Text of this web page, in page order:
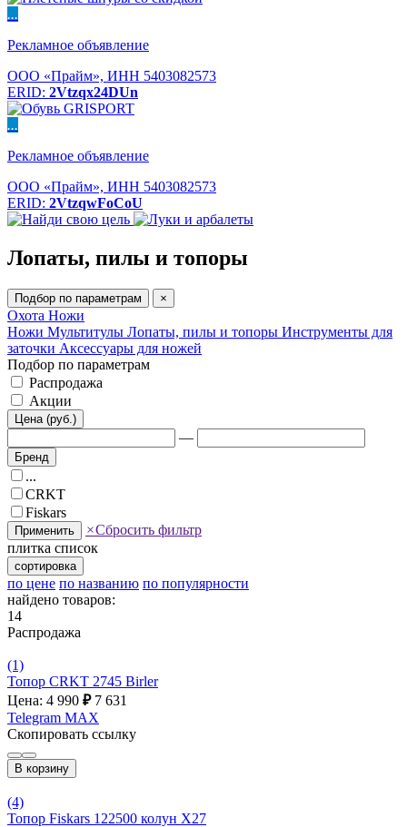
...
Рекламное объявление
ООО «Прайм», ИНН 5403082573
ERID: 2Vtzqx24DUn
...
Рекламное объявление
ООО «Прайм», ИНН 5403082573
ERID: 2VtzqwFoCoU
Лопаты, пилы и топоры
Подбор по параметрам ×
Охота Ножи
Ножи Мультитулы Лопаты, пилы и топоры Инструменты для
заточки Аксессуары для ножей
Подбор по параметрам
Распродажа
Акции
Цена (руб.)
—
Бренд
...
CRKT
Fiskars
Применить ×Сбросить фильтр
плитка список
сортировка
по цене по названию по популярности
найдено товаров:
14
Распродажа
(1)
Топор CRKT 2745 Birler
Цена: 4 990 ₽ 7 631
Telegram MAX
Скопировать ссылку
В корзину
(4)
Топор Fiskars 122500 колун Х27